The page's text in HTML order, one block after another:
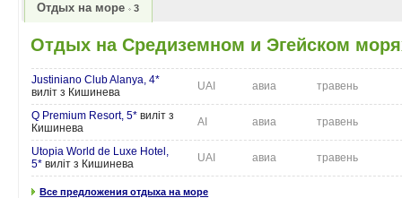
Отдых на море 3
Отдых на Средиземном и Эгейском
Justiniano Club Alanya, 4*
виліт з Кишинева
UAI авиа травень
Q Premium Resort, 5* виліт з
Кишинева
AI авиа травень
Utopia World de Luxe Hotel,
5* виліт з Кишинева UAI авиа травень
Все предложения отдыха на море